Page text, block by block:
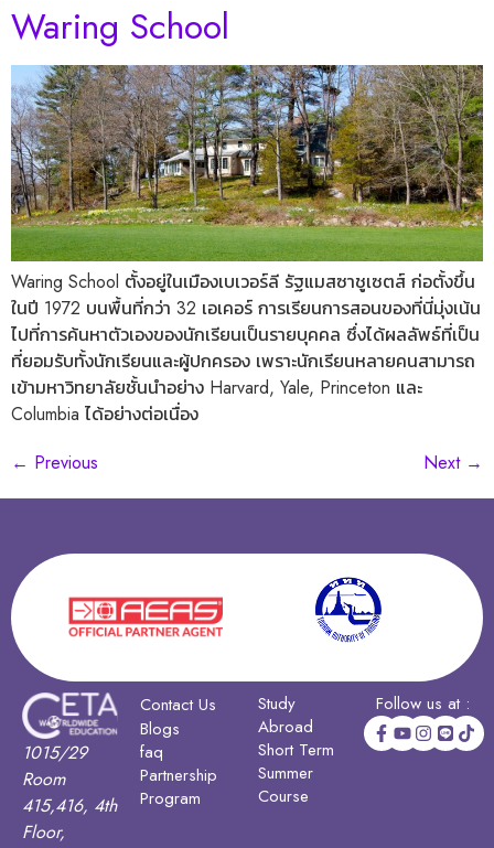
Waring School
Waring School ตั้งอยู่ในเมืองเบเวอร์ลี รัฐแมสซาชูเซตส์ ก่อตั้งขึ้น
ในปี 1972 บนพื้นที่กว่า 32 เอเคอร์ การเรียนการสอนของที่นี่มุ่งเน้น
ไปที่การค้นหาตัวเองของนักเรียนเป็นรายบุคคล ซึ่งได้ผลลัพธ์ที่เป็น
ที่ยอมรับทั้งนักเรียนและผู้ปกครอง เพราะนักเรียนหลายคนสามารถ
เข้ามหาวิทยาลัยชั้นนำอย่าง Harvard, Yale, Princeton และ
Columbia ได้อย่างต่อเนื่อง
← Previous Next →
1015/29
Room
415,416, 4th
Floor,
Contact Us
Blogs
faq
Partnership
Program
Study
Abroad
Short Term
Summer
Course
Follow us at :